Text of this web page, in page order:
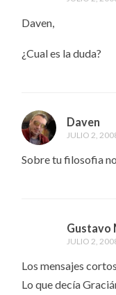
Daven,
¿Cual es la duda?
Daven
JULIO 2,
Sobre tu filosofia
Gustavo
JULIO 2,
Los mensajes
Lo que decía